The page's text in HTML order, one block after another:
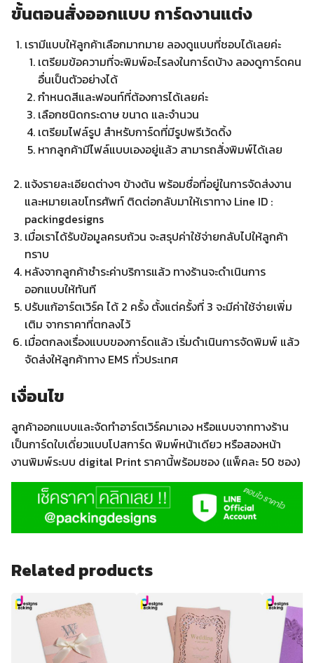
ขั้นตอนสั่งออกแบบ การ์ดงานแต่ง
เรามีแบบให้ลูกค้าเลือกมากมาย ลองดูแบบที่ชอบได้เลยค่ะ
เตรียมข้อความที่จะพิมพ์อะไรลงในการ์ดบ้าง ลองดูการ์ดคน
อื่นเป็นตัวอย่างได้
กำหนดสีและฟอนท์ที่ต้องการได้เลยค่ะ
เลือกชนิดกระดาษ ขนาด และจำนวน
เตรียมไฟล์รูป สำหรับการ์ดที่มีรูปพรีเว้ดดิ้ง
หากลูกค้ามีไฟล์แบบเองอยู่แล้ว สามารถสั่งพิมพ์ได้เลย
แจ้งรายละเอียดต่างๆ ข้างต้น พร้อมชื่อที่อยู่ในการจัดส่งงาน
และหมายเลขโทรศัพท์ ติดต่อกลับมาให้เราทาง Line ID :
packingdesigns
เมื่อเราได้รับข้อมูลครบถ้วน จะสรุปค่าใช้จ่ายกลับไปให้ลูกค้า
ทราบ
หลังจากลูกค้าชำระค่าบริการแล้ว ทางร้านจะดำเนินการ
ออกแบบให้ทันที
ปรับแก้อาร์ตเวิร์ค ได้ 2 ครั้ง ตั้งแต่ครั้งที่ 3 จะมีค่าใช้จ่ายเพิ่ม
เติม จากราคาที่ตกลงไว้
เมื่อตกลงเรื่องแบบของการ์ดแล้ว เริ่มดำเนินการจัดพิมพ์ แล้ว
จัดส่งให้ลูกค้าทาง EMS ทั่วประเทศ
เงื่อนไข
ลูกค้าออกแบบและจัดทำอาร์ตเวิร์คมาเอง หรือแบบจากทางร้าน
เป็นการ์ดใบเดี่ยวแบบโปสการ์ด พิมพ์หน้าเดียว หรือสองหน้า
งานพิมพ์ระบบ digital Print ราคานี้พร้อมซอง (แพ็คละ 50 ซอง)
Related products